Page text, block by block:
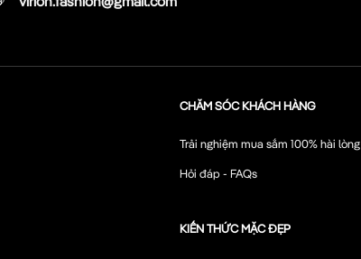
CHĂM SÓC KHÁCH HÀNG
Trải nghiệm mua sắm 100% hài lòng
Hỏi đáp - FAQs
KIẾN THỨC MẶC ĐẸP